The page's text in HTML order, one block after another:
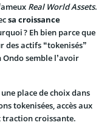
Real World Assets.
sa croissance
? Eh bien parce que
des actifs “tokenisés”
semble l’avoir
place de choix dans
tokenisées, accès aux
traction croissante.